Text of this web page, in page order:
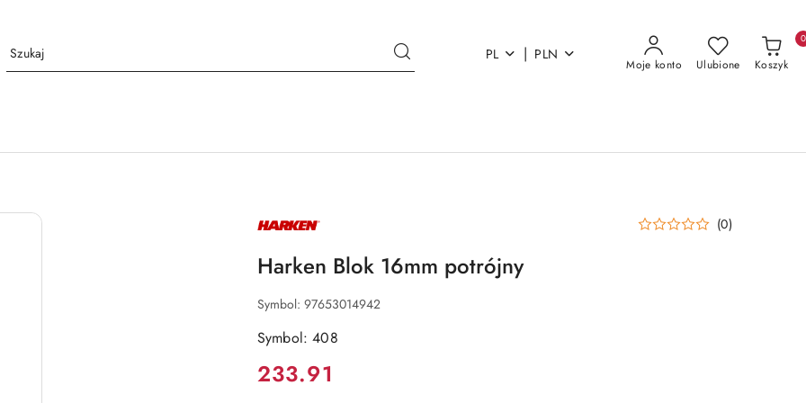
PL | PLN
Moje konto Ulubione Koszyk
0
NAZWA
PRODUCENTA: (0)
Harken Blok 16mm potrójny
Symbol: 97653014942
Symbol: 408
Cena:
233.91